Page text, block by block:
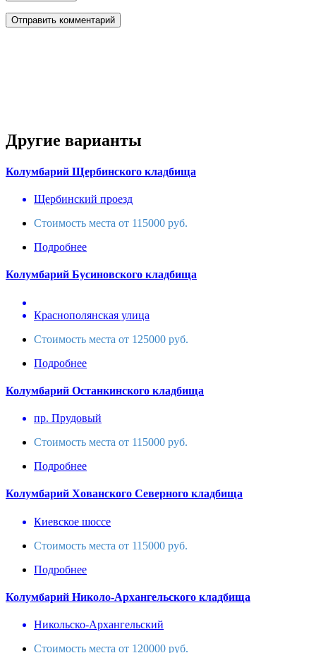
Другие варианты
Колумбарий Щербинского кладбища
Щербинский проезд
Стоимость места от 115000 руб.
Подробнее
Колумбарий Бусиновского кладбища
Краснополянская улица
Стоимость места от 125000 руб.
Подробнее
Колумбарий Останкинского кладбища
пр. Прудовый
Стоимость места от 115000 руб.
Подробнее
Колумбарий Хованского Северного кладбища
Киевское шоссе
Стоимость места от 115000 руб.
Подробнее
Колумбарий Николо-Архангельского кладбища
Никольско-Архангельский
Стоимость места от 120000 руб.